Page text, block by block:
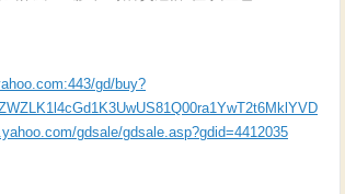
gd/buy?
gdsale/gdsale.asp?gdid=4412035